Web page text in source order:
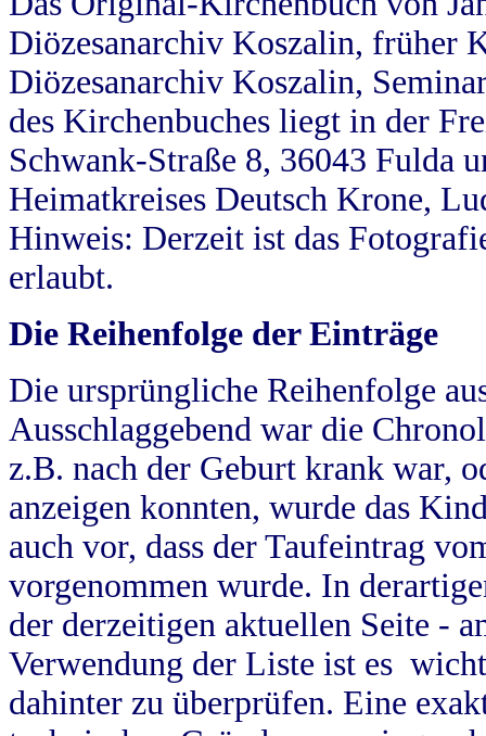
Diözesanarchiv Koszalin, früher
Diözesanarchiv Koszalin,
des Kirchenbuches liegt in der
Schwank-Straße 8, 36043 Fulda
Heimatkreises Deutsch Krone,
Hinweis: Derzeit ist das
erlaubt.
Die Reihenfolge der Einträge
Die ursprüngliche Reihenfolge
Ausschlaggebend war die
z.B. nach der Geburt krank war,
anzeigen konnten, wurde das
auch vor, dass der Taufeintrag
vorgenommen wurde. In
der derzeitigen aktuellen Seite -
Verwendung der Liste ist es
dahinter zu überprüfen. Eine